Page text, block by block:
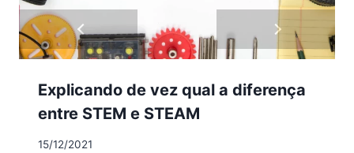
Explicando de vez qual a diferença
entre STEM e STEAM
15/12/2021